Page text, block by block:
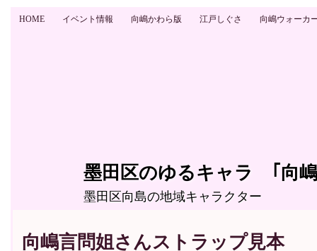
HOME イベント情報 向嶋かわら版 江戸しぐさ 向嶋ウォーカ
墨田区のゆるキャラ ｢向
墨田区向島の地域キャラクター
向嶋言問姐さんストラップ見本